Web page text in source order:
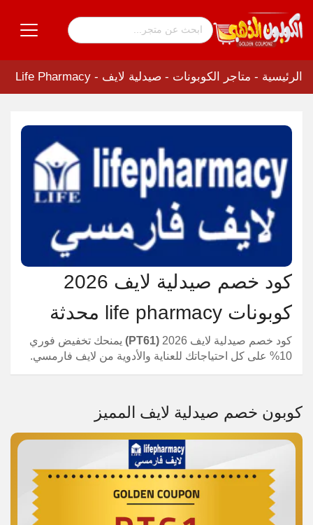
الرئيسية - متاجر الكوبونات - صيدلية لايف - Life Pharmacy
كود خصم صيدلية لايف 2026
كوبونات life pharmacy محدثة
كود خصم صيدلية لايف 2026 (PT61)
يمنحك تخفيض فوري
10% على كل احتياجاتك للعناية والأدوية من لايف فارمسي.
كوبون خصم صيدلية لايف المميز